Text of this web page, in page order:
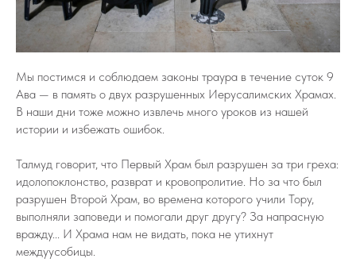
Мы постимся и соблюдаем законы траура в течение суток 9
Ава — в память о двух разрушенных Иерусалимских Храмах.
В наши дни тоже можно извлечь много уроков из нашей
истории и избежать ошибок.
Талмуд говорит, что Первый Храм был разрушен за три греха:
идолопоклонство, разврат и кровопролитие. Но за что был
разрушен Второй Храм, во времена которого учили Тору,
выполняли заповеди и помогали друг другу? За напрасную
вражду... И Храма нам не видать, пока не утихнут
междуусобицы.